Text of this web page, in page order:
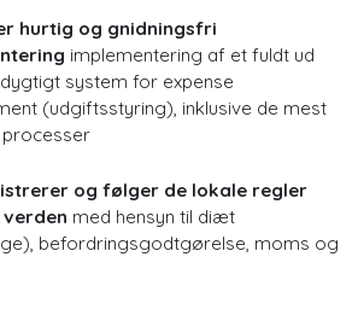
hurtig og gnidningsfri
implementering af et fuldt ud
system for expense
(udgiftsstyring), inklusive de mest
og følger de lokale regler
med hensyn til diæt
befordringsgodtgørelse, moms og